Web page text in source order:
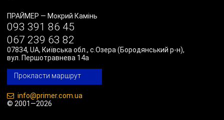
ПРАЙМЕР — Мокрий Камінь
093 391 86 45
067 239 63 82
07834, UA, Київська обл., с.Озера (Бородянський р-н),
вул. Першотравнева 14а
Прокласти маршрут
info@primer.com.ua
© 2001—2026